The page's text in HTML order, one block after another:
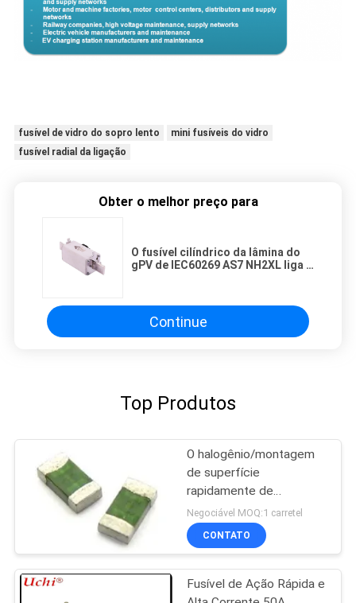
fusível de vidro do sopro lento
mini fusíveis do vidro
fusível radial da ligação
Obter o melhor preço para
O fusível cilíndrico da lâmina do
gPV de IEC60269 AS7 NH2XL liga a
Continue
Top Produtos
O halogênio/montagem
de superfície
rapidamente de
actuação de vidro sem
chumbo dos fusíveis
1206 funde
Negociável MOQ:1 carretel
CONTATO
Fusível de Ação Rápida e